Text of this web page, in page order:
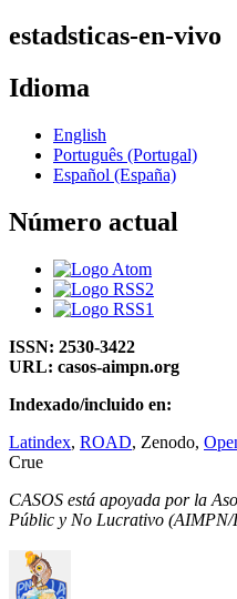
estadsticas-en-vivo
Idioma
English
Português (Portugal)
Español (España)
Número actual
ISSN: 2530-3422
URL: casos-aimpn.org
Indexado/incluido en:
Latindex, ROAD, Zenodo,
Crue
CASOS está apoyada por la
Públic y No Lucrativo